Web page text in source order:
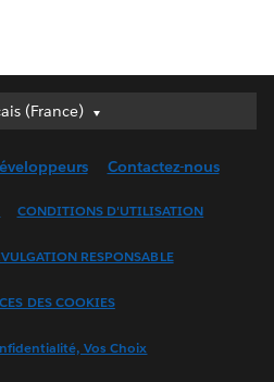
(France)
(France)
(UK)
(Canada)
한국어
Contactez-nous
CONDITIONS D'UTILISATION
RESPONSABLE
DES COOKIES
Vos Choix